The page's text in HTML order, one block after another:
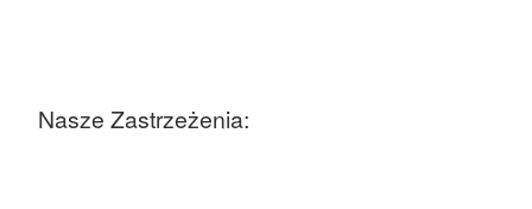
Nasze Zastrzeżenia: